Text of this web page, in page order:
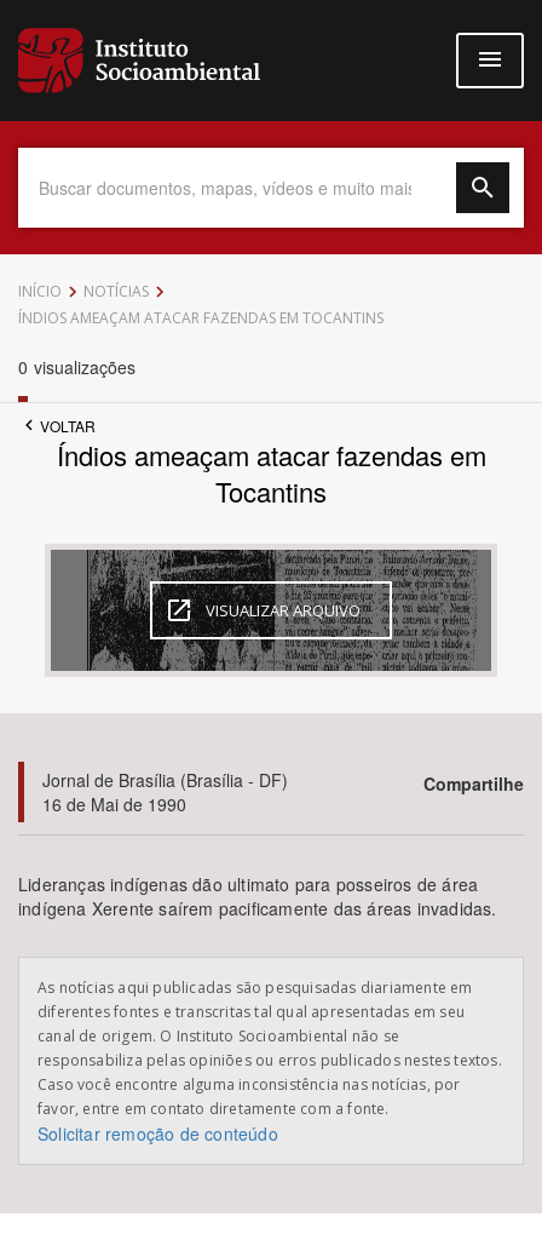
para
conteúdo
Data do Documento
Até
Bioma / Bacia
Área de Levantamento
INÍCIO
NOTÍCIAS
ÍNDIOS AMEAÇAM ATACAR FAZENDAS EM TOCANTINS
0 visualizações
VOLTAR
Índios ameaçam atacar fazendas em
Tocantins
VISUALIZAR ARQUIVO
Jornal de Brasília (Brasília - DF)
16 de Mai de 1990
Compartilhe
Lideranças indígenas dão ultimato para posseiros de área
indígena Xerente saírem pacificamente das áreas invadidas.
As notícias aqui publicadas são pesquisadas diariamente em
diferentes fontes e transcritas tal qual apresentadas em seu
canal de origem. O Instituto Socioambiental não se
responsabiliza pelas opiniões ou erros publicados nestes textos.
Caso você encontre alguma inconsistência nas notícias, por
favor, entre em contato diretamente com a fonte.
Solicitar remoção de conteúdo